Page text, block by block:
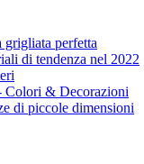
perfetta
di tendenza nel 2022
Colori & Decorazioni
di piccole dimensioni